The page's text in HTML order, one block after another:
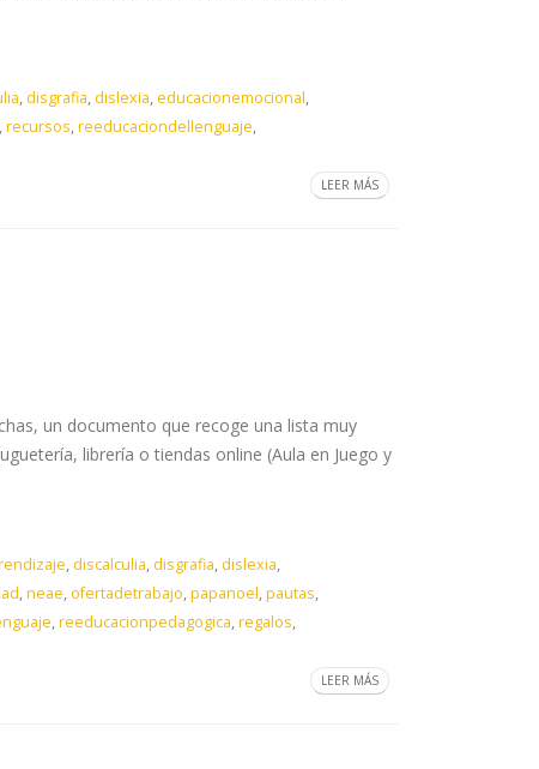
, disgrafia, dislexia,educacionemocional,
,recursos,reeducaciondellenguaje,
LEER MÁS
un documento que recoge una lista muy
librería o tiendas online (Aula en Juego y
, discalculia, disgrafia, dislexia,
,neae, ofertadetrabajo,papanoel,pautas,
,reeducacionpedagogica,regalos,
LEER MÁS